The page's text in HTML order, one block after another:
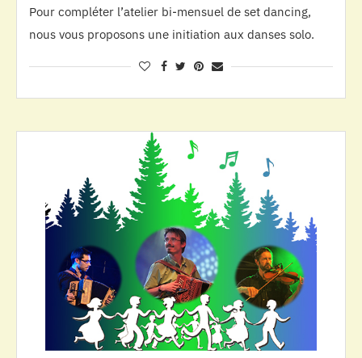
Pour compléter l’atelier bi-mensuel de set dancing,
nous vous proposons une initiation aux danses solo.